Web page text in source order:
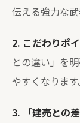
伝える強力な武
2. こだわりポ
との違い」を
やすくなります
3. 「建売との